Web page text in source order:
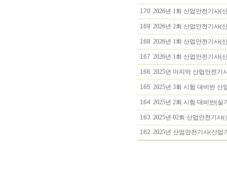
170 2026년 1회 산업안전기사(
169 2026년 2회 산업안전기사(
168 2026년 1회 산업안전기사(
167 2026년 1회 산업안전기사(
166 2025년 마지막 산업안전기
165 2025년 3회 시험 대비반
164 2025년 2회 시험 대비반(
163 2025년 02회 산업안전기
162 2025년 산업안전기사(산업